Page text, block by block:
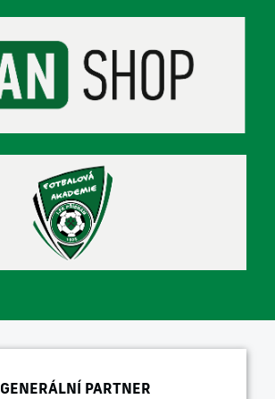
GENERÁLNÍ PARTNER